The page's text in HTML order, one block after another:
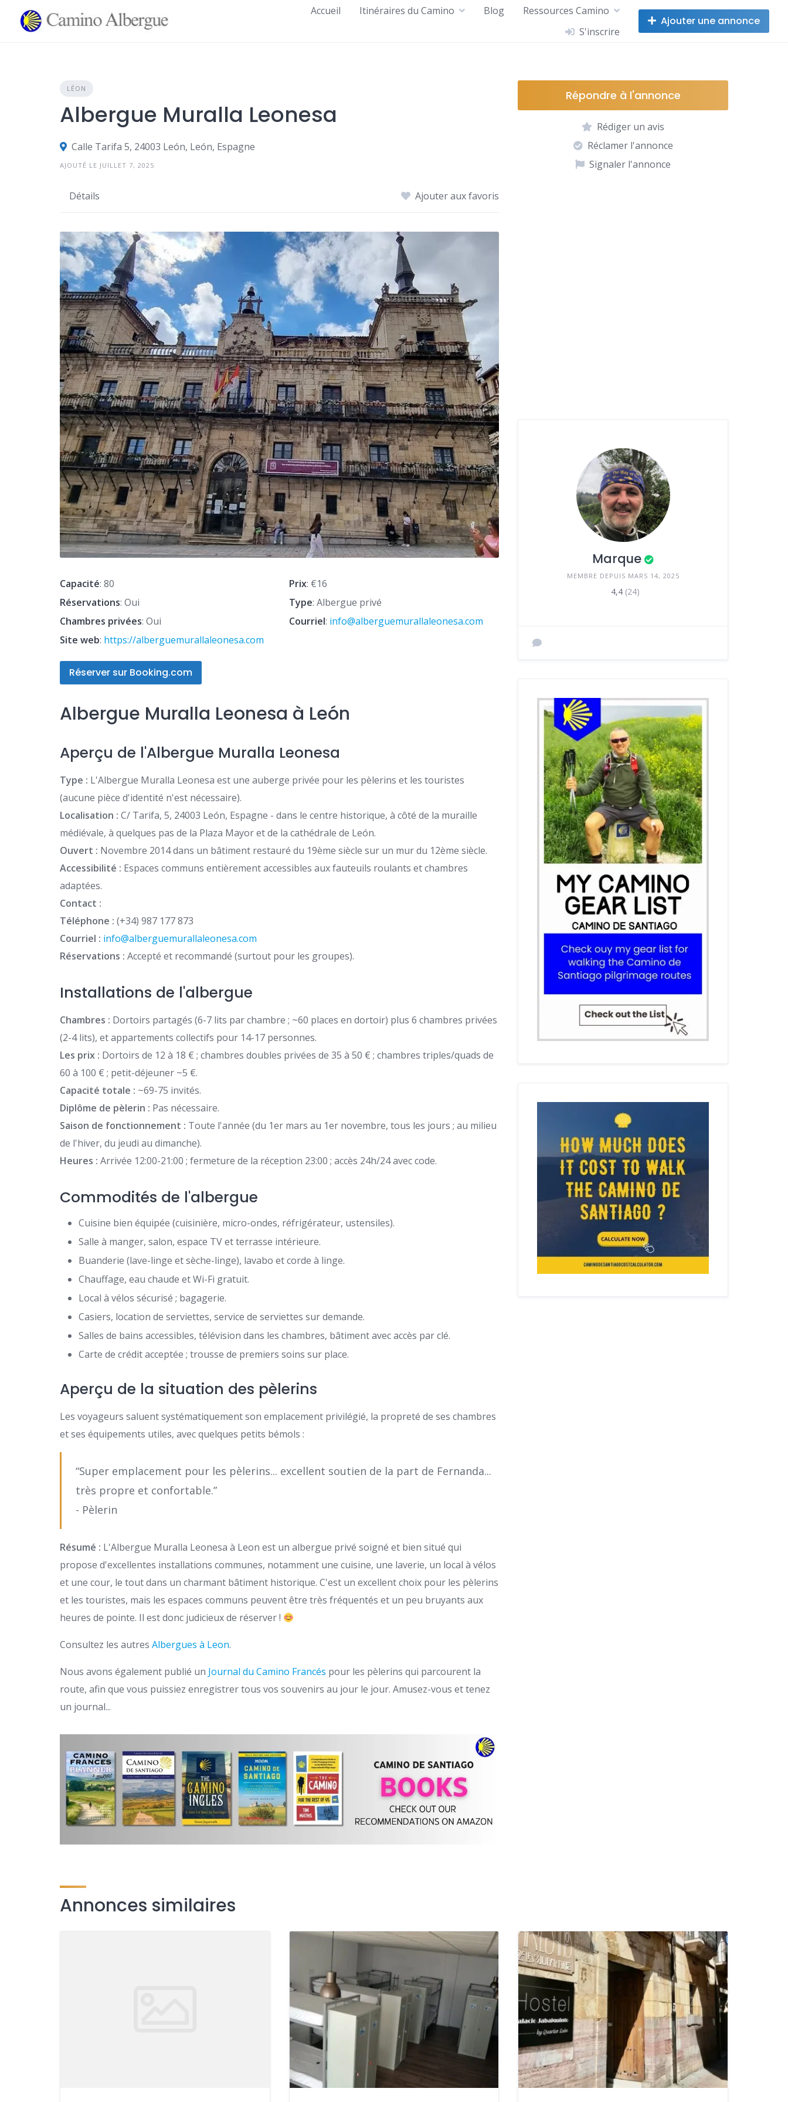
content
Accueil Itinéraires du Camino Blog
Ressources Camino
S'inscrire
Ajouter une annonce
LÉON
Albergue Muralla Leonesa
Calle Tarifa 5, 24003 León, León, Espagne
AJOUTÉ LE JUILLET 7, 2025
Détails Ajouter aux favoris
Capacité: 80 Prix: €16
Réservations: Oui Type: Albergue privé
Chambres privées: Oui Courriel: info@alberguemurallaleonesa.com
Site web: https://alberguemurallaleonesa.com
Réserver sur Booking.com
Albergue Muralla Leonesa à León
Aperçu de l'Albergue Muralla Leonesa
Type : L'Albergue Muralla Leonesa est une auberge privée pour les pèlerins et les touristes
(aucune pièce d'identité n'est nécessaire).
Localisation : C/ Tarifa, 5, 24003 León, Espagne - dans le centre historique, à côté de la muraille
médiévale, à quelques pas de la Plaza Mayor et de la cathédrale de León.
Ouvert : Novembre 2014 dans un bâtiment restauré du 19ème siècle sur un mur du 12ème siècle.
Accessibilité : Espaces communs entièrement accessibles aux fauteuils roulants et chambres
adaptées.
Contact :
Téléphone : (+34) 987 177 873
Courriel : info@alberguemurallaleonesa.com
Réservations : Accepté et recommandé (surtout pour les groupes).
Installations de l'albergue
Chambres : Dortoirs partagés (6-7 lits par chambre ; ~60 places en dortoir) plus 6 chambres privées
(2-4 lits), et appartements collectifs pour 14-17 personnes.
Les prix : Dortoirs de 12 à 18 € ; chambres doubles privées de 35 à 50 € ; chambres triples/quads de
60 à 100 € ; petit-déjeuner ~5 €.
Capacité totale : ~69-75 invités.
Diplôme de pèlerin : Pas nécessaire.
Saison de fonctionnement : Toute l'année (du 1er mars au 1er novembre, tous les jours ; au milieu
de l'hiver, du jeudi au dimanche).
Heures : Arrivée 12:00-21:00 ; fermeture de la réception 23:00 ; accès 24h/24 avec code.
Commodités de l'albergue
Cuisine bien équipée (cuisinière, micro-ondes, réfrigérateur, ustensiles).
Salle à manger, salon, espace TV et terrasse intérieure.
Buanderie (lave-linge et sèche-linge), lavabo et corde à linge.
Chauffage, eau chaude et Wi-Fi gratuit.
Local à vélos sécurisé ; bagagerie.
Casiers, location de serviettes, service de serviettes sur demande.
Salles de bains accessibles, télévision dans les chambres, bâtiment avec accès par clé.
Carte de crédit acceptée ; trousse de premiers soins sur place.
Aperçu de la situation des pèlerins
Les voyageurs saluent systématiquement son emplacement privilégié, la propreté de ses chambres
et ses équipements utiles, avec quelques petits bémols :
“Super emplacement pour les pèlerins... excellent soutien de la part de Fernanda...
très propre et confortable.”
- Pèlerin
Résumé : L'Albergue Muralla Leonesa à Leon est un albergue privé soigné et bien situé qui
propose d'excellentes installations communes, notamment une cuisine, une laverie, un local à vélos
et une cour, le tout dans un charmant bâtiment historique. C'est un excellent choix pour les pèlerins
et les touristes, mais les espaces communs peuvent être très fréquentés et un peu bruyants aux
heures de pointe. Il est donc judicieux de réserver !
Consultez les autres Albergues à Leon.
Nous avons également publié un Journal du Camino Francés pour les pèlerins qui parcourent la
route, afin que vous puissiez enregistrer tous vos souvenirs au jour le jour. Amusez-vous et tenez
un journal...
Répondre à l'annonce
Rédiger un avis
Réclamer l'annonce
Signaler l'annonce
Marque
MEMBRE DEPUIS MARS 14, 2025
4,4 (24)
Annonces similaires